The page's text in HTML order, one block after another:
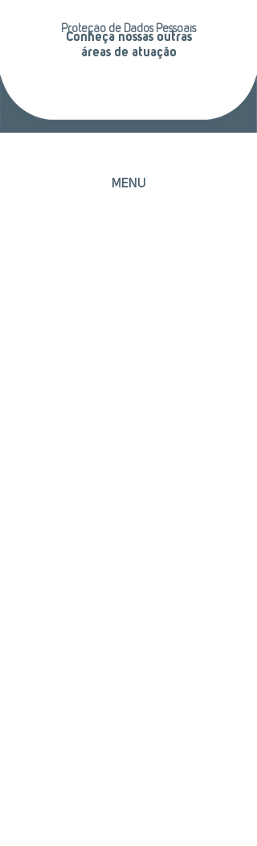
Proteção de Dados Pessoais
Conheça nossas outras
áreas de atuação
MENU